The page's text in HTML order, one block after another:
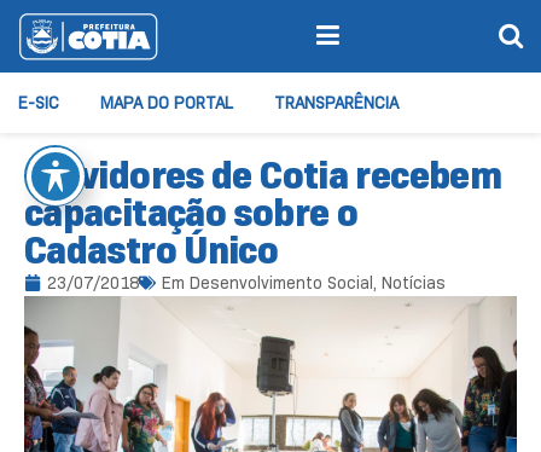
E-SIC MAPA DO PORTAL TRANSPARÊNCIA
Servidores de Cotia recebem
capacitação sobre o
Cadastro Único
23/07/2018 Em Desenvolvimento Social, Notícias